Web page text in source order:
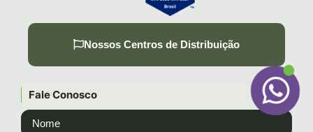
Nossos Centros de Distribuição
Fale Conosco